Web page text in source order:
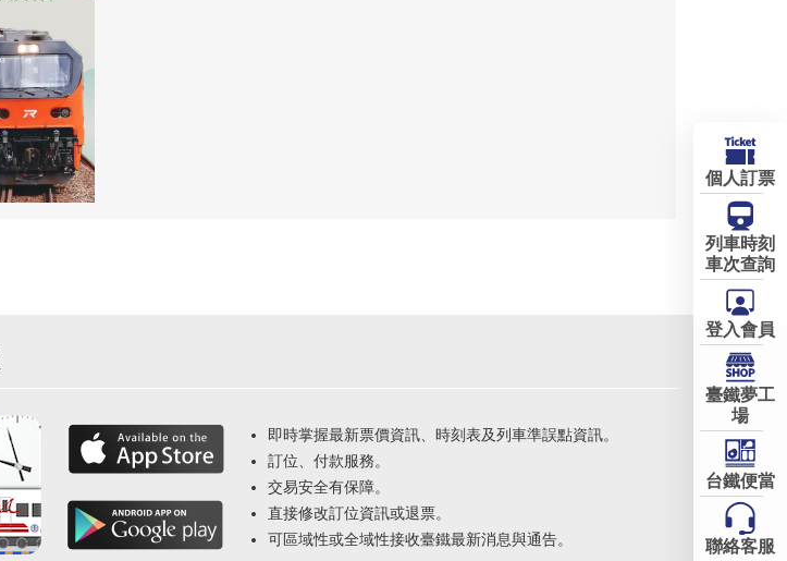
即時掌握最新票價資訊、時刻表及列車準誤點資訊。
訂位、付款服務。
交易安全有保障。
直接修改訂位資訊或退票。
可區域性或全域性接收臺鐵最新消息與通告。
個人訂票
列車時刻
車次查詢
登入會員
臺鐵夢工
場
台鐵便當
聯絡客服